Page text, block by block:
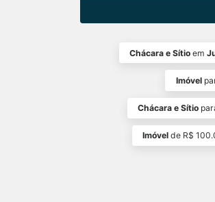
Chácara e Sítio em
Imóvel
Chácara e Sítio
Imóvelde R$